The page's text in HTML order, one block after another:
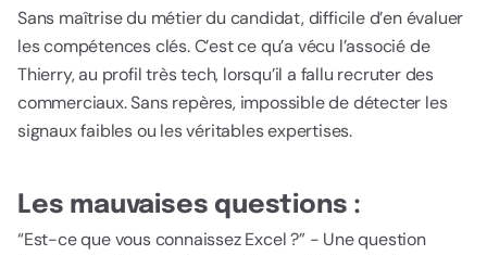
Sans maîtrise du métier du candidat, difficile d’en évaluer
les compétences clés. C’est ce qu’a vécu l’associé de
Thierry, au profil très tech, lorsqu’il a fallu recruter des
commerciaux. Sans repères, impossible de détecter les
signaux faibles ou les véritables expertises.
Les mauvaises questions :
“Est-ce que vous connaissez Excel ?” - Une question